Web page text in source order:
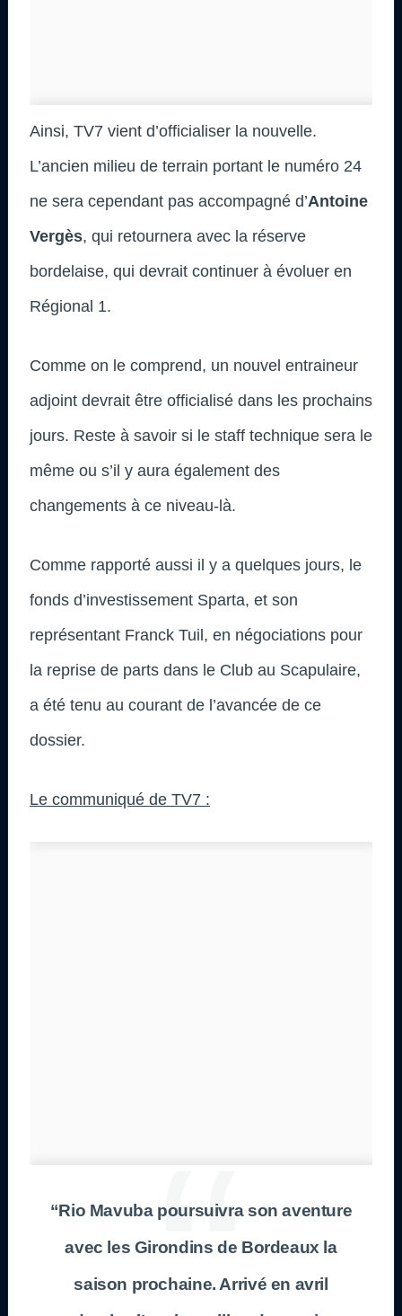
Ainsi, TV7 vient d’officialiser la nouvelle.
L’ancien milieu de terrain portant le numéro 24
ne sera cependant pas accompagné d’Antoine
Vergès, qui retournera avec la réserve
bordelaise, qui devrait continuer à évoluer en
Régional 1.
Comme on le comprend, un nouvel entraineur
adjoint devrait être officialisé dans les prochains
jours. Reste à savoir si le staff technique sera le
même ou s’il y aura également des
changements à ce niveau-là.
Comme rapporté aussi il y a quelques jours, le
fonds d’investissement Sparta, et son
représentant Franck Tuil, en négociations pour
la reprise de parts dans le Club au Scapulaire,
a été tenu au courant de l’avancée de ce
dossier.
Le communiqué de TV7 :
“Rio Mavuba poursuivra son aventure
avec les Girondins de Bordeaux la
saison prochaine. Arrivé en avril